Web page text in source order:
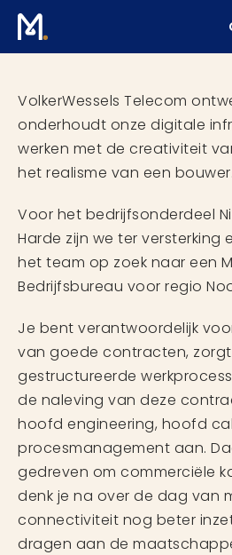
VolkerWessels Telecom
onderhoudt onze digitale
werken met de creativiteit
het realisme van een bouwer.
Voor het bedrijfsonderdeel
Harde zijn we ter versterking
het team op zoek naar een
Bedrijfsbureau voor regio
Je bent verantwoordelijk
van goede contracten,
gestructureerde
de naleving van deze
hoofd engineering, hoofd
procesmanagement aan.
gedreven om commerciële
denk je na over de dag van
connectiviteit nog beter
dragen aan de